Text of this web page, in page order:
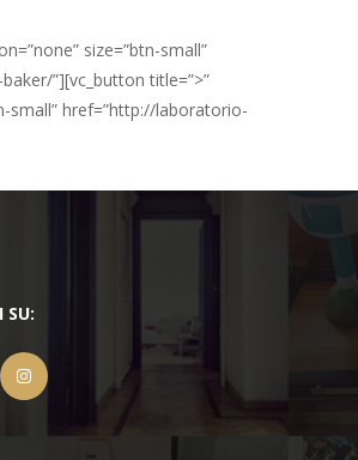
size=”btn-small”
”][vc_button title=”>”
small” href=”http://laboratorio-
SU: